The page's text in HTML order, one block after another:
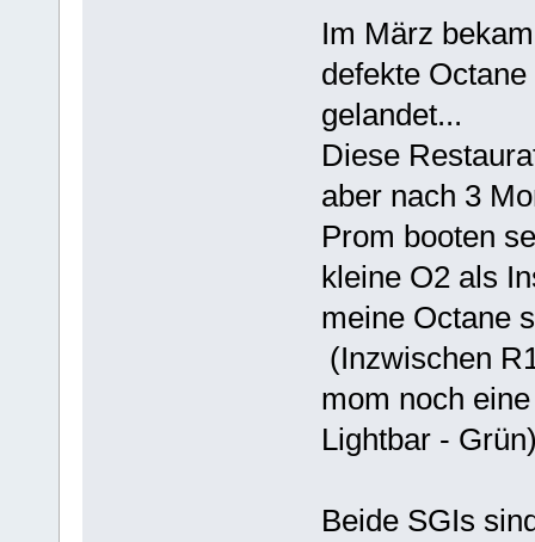
Im März
defekte
gelandet...
Diese
aber nach 3
Prom booten
kleine O2 als
meine Octane
(Inzwischen
mom noch
Lightbar -
Beide SGIs